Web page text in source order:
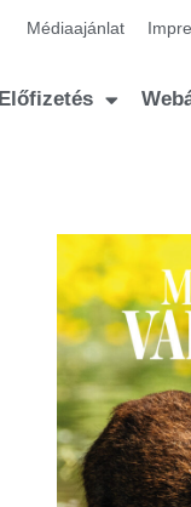
Médiaajánlat
Előfizetés